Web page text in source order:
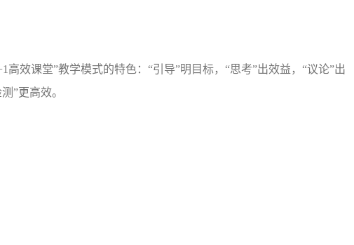
效课堂”教学模式的特色：“引导”明目标，“思考”出效益，“议论”出
”更高效。